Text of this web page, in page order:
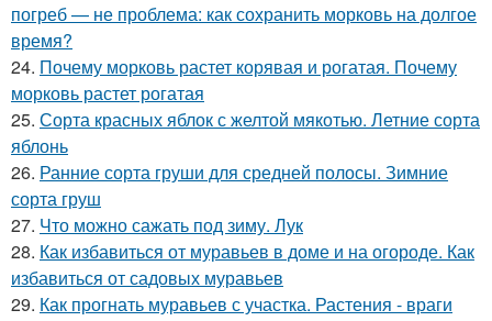
погреб — не проблема: как сохранить морковь на долгое
время?
24. Почему морковь растет корявая и рогатая. Почему
морковь растет рогатая
25. Сорта красных яблок с желтой мякотью. Летние сорта
яблонь
26. Ранние сорта груши для средней полосы. Зимние
сорта груш
27. Что можно сажать под зиму. Лук
28. Как избавиться от муравьев в доме и на огороде. Как
избавиться от садовых муравьев
29. Как прогнать муравьев с участка. Растения - враги